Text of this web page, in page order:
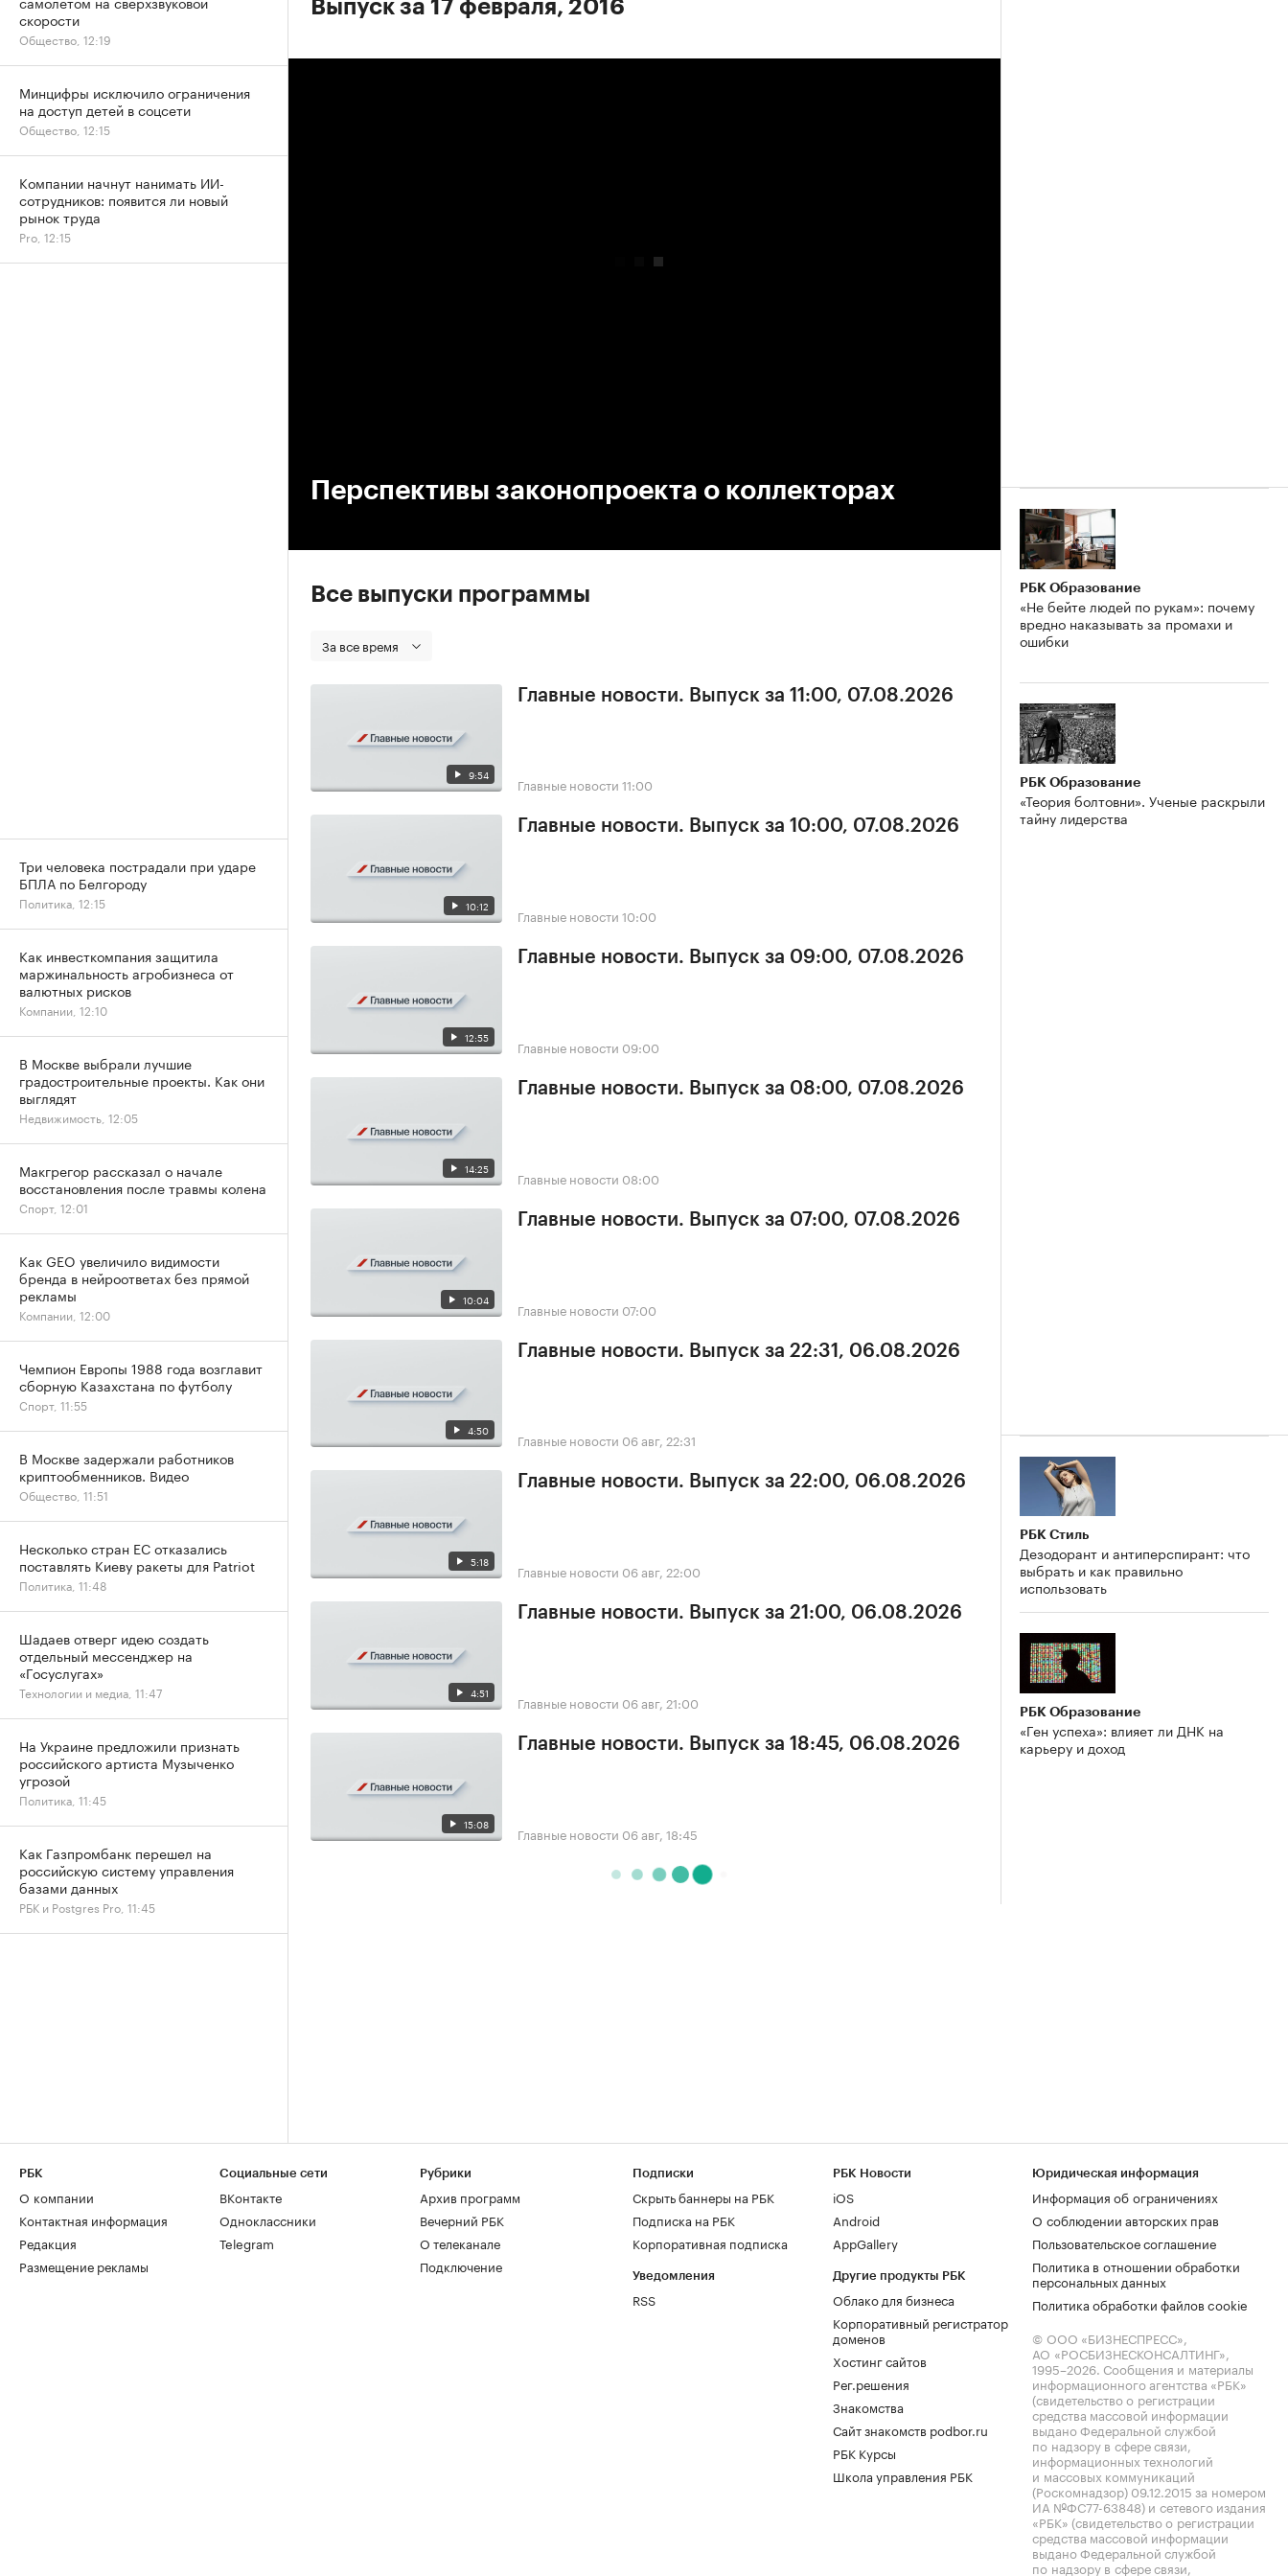
Выпуск за 17 февраля, 2016
Перспективы законопроекта о коллекторах
Все выпуски программы
За все время
9:54
Главные новости. Выпуск за 11:00, 07.08.2026
Главные новости 11:00
10:12
Главные новости. Выпуск за 10:00, 07.08.2026
Главные новости 10:00
12:55
Главные новости. Выпуск за 09:00, 07.08.2026
Главные новости 09:00
14:25
Главные новости. Выпуск за 08:00, 07.08.2026
Главные новости 08:00
10:04
Главные новости. Выпуск за 07:00, 07.08.2026
Главные новости 07:00
4:50
Главные новости. Выпуск за 22:31, 06.08.2026
Главные новости 06 авг, 22:31
5:18
Главные новости. Выпуск за 22:00, 06.08.2026
Главные новости 06 авг, 22:00
4:51
Главные новости. Выпуск за 21:00, 06.08.2026
Главные новости 06 авг, 21:00
15:08
Главные новости. Выпуск за 18:45, 06.08.2026
Главные новости 06 авг, 18:45
РБК Образование
«Не бейте людей по рукам»: почему
вредно наказывать за промахи и
ошибки
РБК Образование
«Теория болтовни». Ученые раскрыли
тайну лидерства
РБК Стиль
Дезодорант и антиперспирант: что
выбрать и как правильно
использовать
РБК Образование
«Ген успеха»: влияет ли ДНК на
карьеру и доход
скорости
Общество, 12:19
Минцифры исключило ограничения
на доступ детей в соцсети
Общество, 12:15
Компании начнут нанимать ИИ-
сотрудников: появится ли новый
рынок труда
Pro, 12:15
Три человека пострадали при ударе
БПЛА по Белгороду
Политика, 12:15
Как инвесткомпания защитила
маржинальность агробизнеса от
валютных рисков
Компании, 12:10
В Москве выбрали лучшие
градостроительные проекты. Как они
выглядят
Недвижимость, 12:05
Макгрегор рассказал о начале
восстановления после травмы колена
Спорт, 12:01
Как GEO увеличило видимости
бренда в нейроответах без прямой
рекламы
Компании, 12:00
Чемпион Европы 1988 года возглавит
сборную Казахстана по футболу
Спорт, 11:55
В Москве задержали работников
криптообменников. Видео
Общество, 11:51
Несколько стран ЕС отказались
поставлять Киеву ракеты для Patriot
Политика, 11:48
Шадаев отверг идею создать
отдельный мессенджер на
«Госуслугах»
Технологии и медиа, 11:47
На Украине предложили признать
российского артиста Музыченко
угрозой
Политика, 11:45
Как Газпромбанк перешел на
российскую систему управления
базами данных
РБК и Postgres Pro, 11:45
РБК
О компании
Контактная информация
Редакция
Размещение рекламы
Социальные сети
ВКонтакте
Одноклассники
Telegram
Рубрики
Архив программ
Вечерний РБК
О телеканале
Подключение
Подписки
Скрыть баннеры на РБК
Подписка на РБК
Корпоративная подписка
Уведомления
RSS
РБК Новости
iOS
Android
AppGallery
Другие продукты РБК
Облако для бизнеса
Корпоративный регистратор
доменов
Хостинг сайтов
Рег.решения
Знакомства
Сайт знакомств podbor.ru
РБК Курсы
Школа управления РБК
Юридическая информация
Информация об ограничениях
О соблюдении авторских прав
Пользовательское соглашение
Политика в отношении обработки
персональных данных
Политика обработки файлов cookie
© ООО «БИЗНЕСПРЕСС»,
АО «РОСБИЗНЕСКОНСАЛТИНГ»,
1995–2026. Сообщения и материалы
информационного агентства «РБК»
(свидетельство о регистрации
средства массовой информации
выдано Федеральной службой
по надзору в сфере связи,
информационных технологий
и массовых коммуникаций
(Роскомнадзор) 09.12.2015 за номером
ИА №ФС77-63848) и сетевого издания
«РБК» (свидетельство о регистрации
средства массовой информации
выдано Федеральной службой
по надзору в сфере связи,